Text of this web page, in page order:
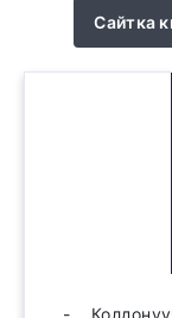
Сайтка